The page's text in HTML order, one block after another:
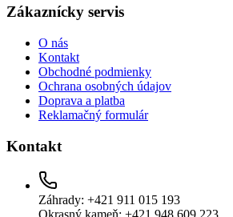
Zákaznícky servis
O nás
Kontakt
Obchodné podmienky
Ochrana osobných údajov
Doprava a platba
Reklamačný formulár
Kontakt
Záhrady: +421 911 015 193
Okrasný kameň: +421 948 609 223